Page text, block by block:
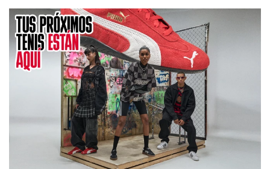
SPEEDCAT JORDAN 1 SPEZIAL
CAMPUS AIR MAX